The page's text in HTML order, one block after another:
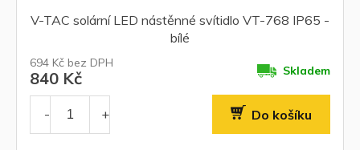
V-TAC solární LED nástěnné svítidlo VT-768 IP65 -
bílé
694 Kč bez DPH
840 Kč Skladem
Do košíku